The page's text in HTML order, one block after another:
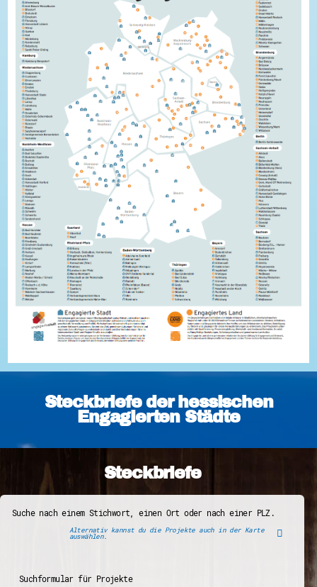
Steckbriefe der hessischen
Engagierten Städte
Steckbriefe
Suche nach einem Stichwort, einen Ort oder nach einer PLZ.
Alternativ kannst du die Projekte auch in der Karte
auswählen.
Suchformular für Projekte